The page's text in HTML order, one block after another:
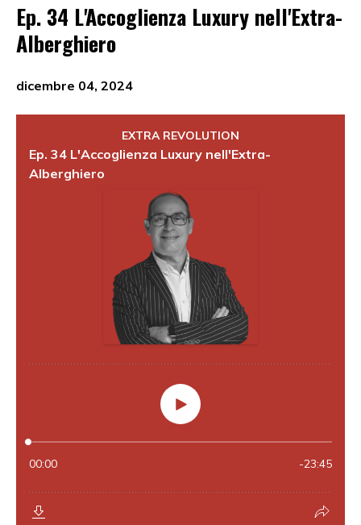
Ep. 34 L'Accoglienza Luxury nell'Extra-
Alberghiero
dicembre 04, 2024